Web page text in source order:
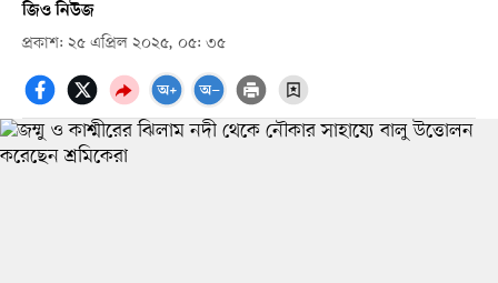
জিও নিউজ
প্রকাশ: ২৫ এপ্রিল ২০২৫, ০৫: ৩৫